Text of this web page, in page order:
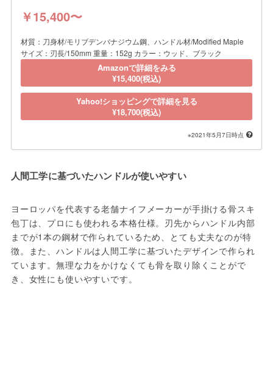
￥15,400〜
材質：刀身材/モリブデンバナジウム鋼、ハンドル材/Modified Maple
サイズ：刃長/150mm 重量：152g カラー：ウッド、ブラック
Amazonで詳細をみる
¥15,400(税込)
Yahoo!ショッピングで詳細を見る
¥18,700(税込)
※2021年5月7日時点
人間工学に基づいたハンドルが使いやすい
ヨーロッパを代表する老舗ナイフメーカーが手掛ける骨スキ
包丁は、プロにも使われる本格仕様。刃先からハンドル内部
までが1本の鋼材で作られているため、とても丈夫なのが特
徴。また、ハンドルは人間工学に基づいたデザインで作られ
ています。無理な力をかけなくても骨を取り除くことがで
き、女性にも使いやすいです。